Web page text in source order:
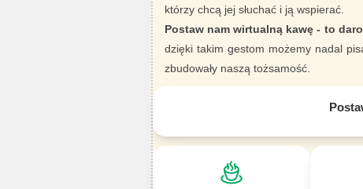
którzy chcą jej słuchać i ją wspierać.
Postaw nam wirtualną kawę - to
dzięki takim gestom możemy nadal
zbudowały naszą tożsamość.